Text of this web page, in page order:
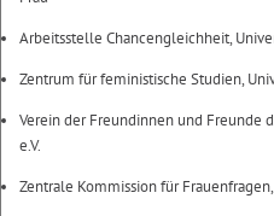
Arbeitsstelle Chancengleichheit,
Zentrum für feministische Studien,
Verein der Freundinnen und Freunde
e.V.
Zentrale Kommission für